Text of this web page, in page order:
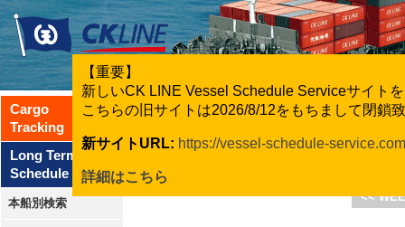
【重要】
新しいCK LINE Vessel Schedule Serviceサイト
こちらの旧サイトは2026/8/12をもちまして閉鎖
新サイトURL: https://vessel-schedule-
詳細はこちら
Cargo
Tracking
Long Term
Schedule
本船別検索
CK
<<